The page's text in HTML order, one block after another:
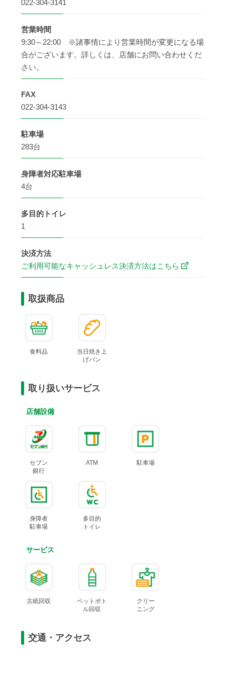
022-304-3141
営業時間
9:30～22:00 ※諸事情により営業時間が変更になる場
合がございます。詳しくは、店舗にお問い合わせくだ
さい。
FAX
022-304-3143
駐車場
283台
身障者対応駐車場
4台
多目的 トイレ
1
決済方法
ご利用可能なキャッシュレス決済方法はこちら
取扱商品
食料品
当日焼き上
げパン
取り扱いサービス
店舗設備
セブン
銀行
ATM 駐車場
身障者
駐車場
多目的
トイレ
サービス
古紙回収
ペットボト
ル回収
クリー
ニング
交通・アクセス